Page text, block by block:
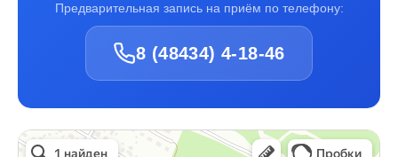
Предварительная запись на приём по телефону:
8 (48434) 4-18-46